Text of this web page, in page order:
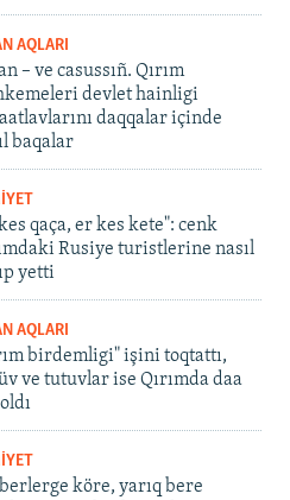
AQLARI
– ve casussıñ. Qırım
devlet hainligi
daqqalar içinde
baqalar
qaça, er kes kete": cenk
Rusiye turistlerine nasıl
yetti
AQLARI
birdemligi" işini toqtattı,
ve tutuvlar ise Qırımda daa
köre, yarıq bere